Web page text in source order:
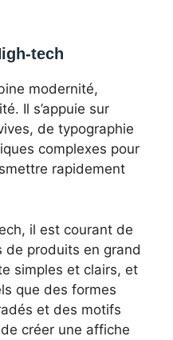
tech
modernité,
Il s’appuie sur
de typographie
complexes pour
rapidement
il est courant de
de produits en grand
simples et clairs, et
que des formes
et des motifs
créer une affiche